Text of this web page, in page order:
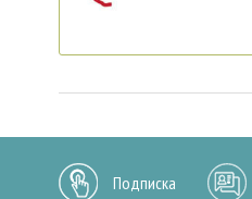
Подписка